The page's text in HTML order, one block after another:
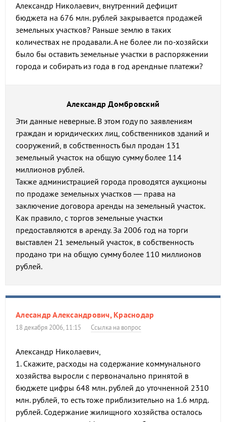
Александр Николаевич, внутренний дефицит
бюджета на 676 млн. рублей закрывается продажей
земельных участков? Раньше землю в таких
количествах не продавали. А не более ли по-хозяйски
было бы оставить земельные участки в распоряжении
города и собирать из года в год арендные платежи?
Александр Домбровский
Эти данные неверные. В этом году по заявлениям
граждан и юридических лиц, собственников зданий и
сооружений, в собственность был продан 131
земельный участок на общую сумму более 114
миллионов рублей.
Также администрацией города проводятся аукционы
по продаже земельных участков — права на
заключение договора аренды на земельный участок.
Как правило, с торгов земельные участки
предоставляются в аренду. За 2006 год на торги
выставлен 21 земельный участок, в собственность
продано три на общую сумму более 110 миллионов
рублей.
Алесандр Александрович, Краснодар
18 декабря 2006, 11:15 Ссылка на вопрос
Александр Николаевич,
1. Скажите, расходы на содержание коммунального
хозяйства выросли с первоначально принятой в
бюджете цифры 648 млн. рублей до уточненной 2310
млн. рублей, то есть тоже приблизительно на 1.6 млрд.
рублей. Содержание жилищного хозяйства осталось